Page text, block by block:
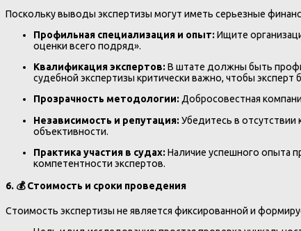
Поскольку выводы экспертизы могут иметь серьезные
Профильная специализация и опыт:Ищите
оценки всего подряд».
Квалификация экспертов:В штате должны быть
судебной экспертизы критически важно, чтобы эксперт
Прозрачность методологии:Добросовестная
Независимость и репутация:Убедитесь в
объективности.
Практика участия в судах:Наличие успешного опыта
компетентности экспертов.
6. 💰 Стоимость и сроки проведения
Стоимость экспертизы не является фиксированной и